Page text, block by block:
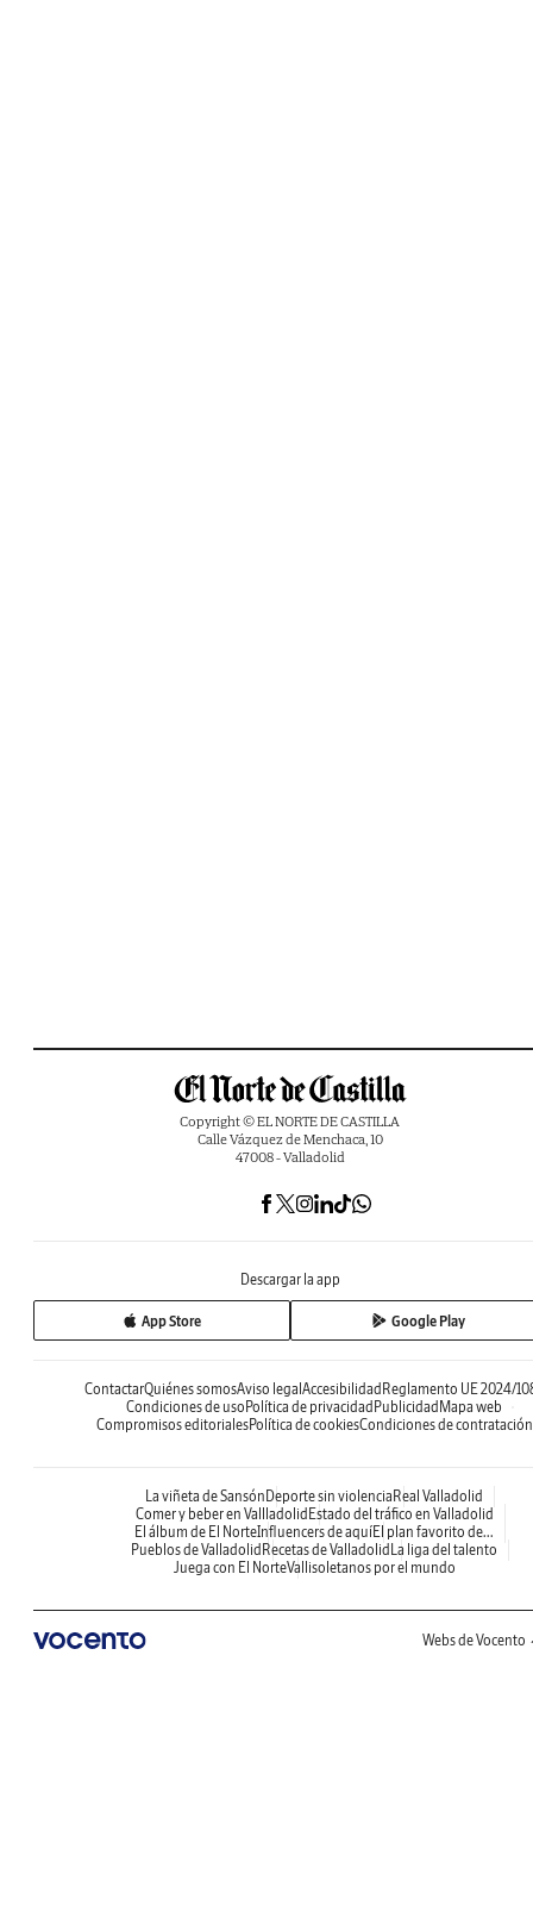
Copyright © EL NORTE DE CASTILLA
Calle Vázquez de Menchaca, 10
47008 - Valladolid
Descargar la app
App Store Google Play
ContactarQuiénes somosAviso legal Accesibilidad Reglamento UE 2024/
Condiciones de uso Política de privacidad Publicidad Mapa web
Compromisos editorialesPolítica de cookiesCondiciones de contratación
La viñeta de Sansón Deporte sin violencia Real Valladolid
Comer y beber en Vallladolid Estado del tráfico en Valladolid
El álbum de El NorteInfluencers de aquíEl plan favorito de...
Pueblos de Valladolid Recetas de Valladolid La liga del talento
Juega con El NorteVallisoletanos por el mundo
Webs de Vocento